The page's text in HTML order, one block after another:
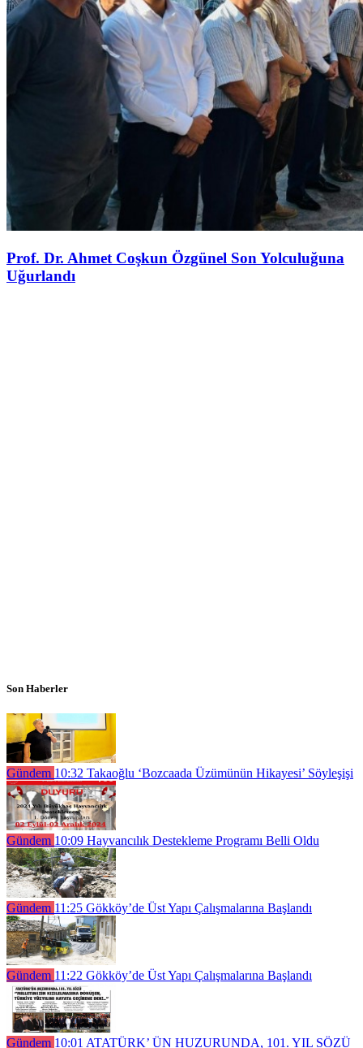
Prof. Dr. Ahmet Coşkun Özgünel Son Yolculuğuna
Uğurlandı
Son Haberler
Gündem 10:32 Takaoğlu ‘Bozcaada Üzümünün Hikayesi’ Söyleşişi
Gündem 10:09 Hayvancılık Destekleme Programı Belli Oldu
Gündem 11:25 Gökköy’de Üst Yapı Çalışmalarına Başlandı
Gündem 11:22 Gökköy’de Üst Yapı Çalışmalarına Başlandı
Gündem 10:01 ATATÜRK’ ÜN HUZURUNDA, 101. YIL SÖZÜ